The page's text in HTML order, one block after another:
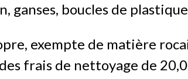
ganses, boucles de
exempte de matière
frais de nettoyage de